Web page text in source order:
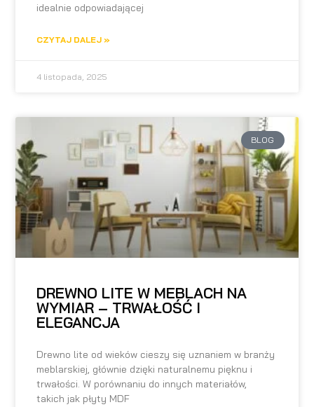
idealnie odpowiadającej
CZYTAJ DALEJ »
4 listopada, 2025
BLOG
DREWNO LITE W MEBLACH NA
WYMIAR – TRWAŁOŚĆ I
ELEGANCJA
Drewno lite od wieków cieszy się uznaniem w branży
meblarskiej, głównie dzięki naturalnemu pięknu i
trwałości. W porównaniu do innych materiałów,
takich jak płyty MDF